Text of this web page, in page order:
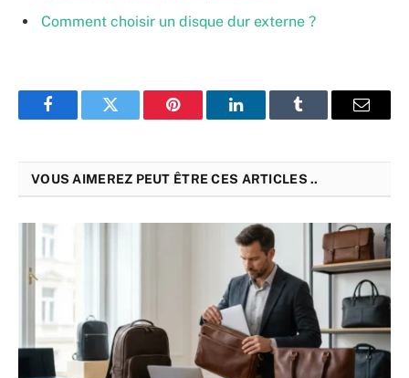
Comment choisir un disque dur externe ?
FacebookTwitter Pinterest LinkedInTumblr Email
VOUS AIMEREZ PEUT ÊTRE CES ARTICLES ..